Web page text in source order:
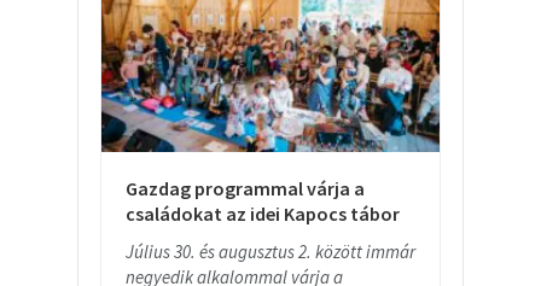
Gazdag programmal várja a
családokat az idei Kapocs tábor
Július 30. és augusztus 2. között immár
negyedik alkalommal várja a